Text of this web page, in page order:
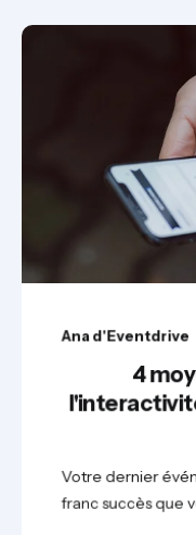
Ana d'Eventdrive
4
Votre dernier
franc succès que